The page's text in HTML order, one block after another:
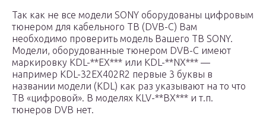
Так как не все модели SONY оборудованы цифровым
тюнером для кабельного ТВ (DVB-C) Вам
необходимо проверить модель Вашего ТВ SONY.
Модели, оборудованные тюнером DVB-C имеют
маркировку KDL-**EX*** или KDL-**NX*** —
например KDL-32EX402R2 первые 3 буквы в
названии модели (KDL) как раз указывают на то что
ТВ «цифровой». В моделях KLV-**BX*** и т.п.
тюнеров DVB нет.